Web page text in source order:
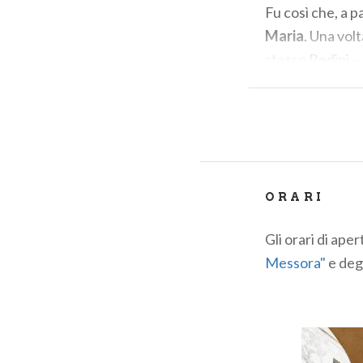
Fu così che, a
Maria. Una
stesso Redini
Alla morte del
soppressione
periodo di
GLI
eremiti
Pietro ed
ORARI
Gli orari di
Messora" e